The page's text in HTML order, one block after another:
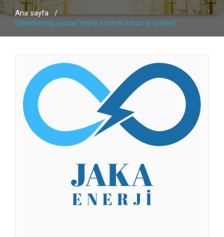
Ana sayfa/
Etiketlenmiş yazılar"enerji sistemi koruma testleri"